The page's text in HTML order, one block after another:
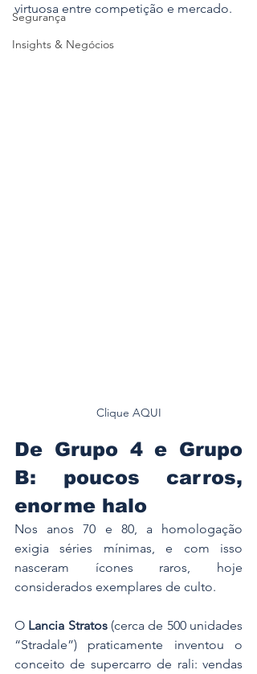
Segurança
Insights & Negócios
virtuosa entre competição e mercado.
Clique AQUI
De Grupo 4 e Grupo
B: poucos carros,
enorme halo
Nos anos 70 e 80, a homologação
exigia séries mínimas, e com isso
nasceram ícones raros, hoje
considerados exemplares de culto.
O Lancia Stratos (cerca de 500 unidades
“Stradale”) praticamente inventou o
conceito de supercarro de rali: vendas